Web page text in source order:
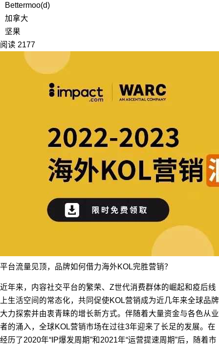
Bettermoo(d)
加拿大
坚果
阅读 2177
平台流量见顶，品牌如何借力海外KOL完胜营销？
近年来，内容社交平台的繁荣、Z世代消费群体的崛起和疫后线
上生活空间的常态化，共同促使KOL营销成为近几年来全球品牌
大力探索并由衷青睐的增长新方式。伴随着大量资金与各色从业
者的涌入，全球KOL营销市场在过往3年迎来了长足的发展。在
经历了2020年“IP爆发周期”和2021年“运营提速周期”后，随着市